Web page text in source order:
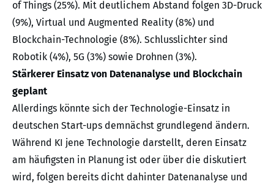
of Things (25%). Mit deutlichem Abstand folgen 3D-Druck
(9%), Virtual und Augmented Reality (8%) und
Blockchain-Technologie (8%). Schlusslichter sind
Robotik (4%), 5G (3%) sowie Drohnen (3%).
Stärkerer Einsatz von Datenanalyse und Blockchain
geplant
Allerdings könnte sich der Technologie-Einsatz in
deutschen Start-ups demnächst grundlegend ändern.
Während KI jene Technologie darstellt, deren Einsatz
am häufigsten in Planung ist oder über die diskutiert
wird, folgen bereits dicht dahinter Datenanalyse und